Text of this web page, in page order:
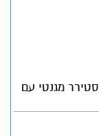
פלטת חימום מגנטית Hot Plate Stirrer סטירר מגנטי עם